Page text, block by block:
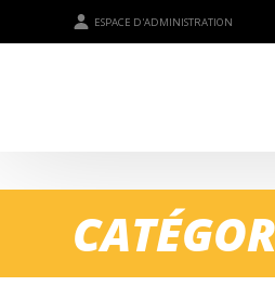
ESPACE D'ADMINISTRATION